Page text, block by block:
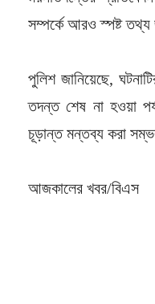
সম্পর্কে আরও স্পষ্ট তথ্য
পুলিশ জানিয়েছে,
তদন্ত শেষ না হওয়া
চূড়ান্ত মন্তব্য করা
আজকালের খবর/বিএস